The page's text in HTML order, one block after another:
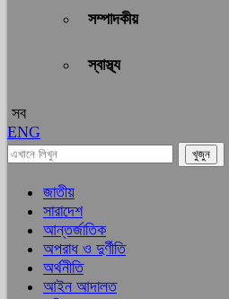
সম্পাদকীয়
স্বাস্থ্য
সব
ENG
জাতীয়
সারাদেশ
আন্তর্জাতিক
অপরাধ ও দুর্ণীতি
অর্থনীতি
আইন আদালত